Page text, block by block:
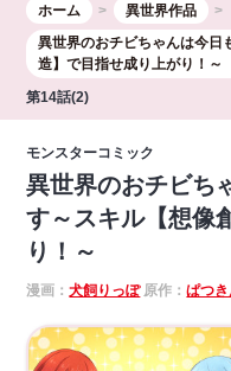
ホーム
異世界作品
異世界のおチビちゃんは今日
造】で目指せ成り上がり！～
第14話(2)
モンスターコミック
異世界のおチビち
す～スキル【想像
り！～
漫画：犬飼りっぽ原作：ぱつ